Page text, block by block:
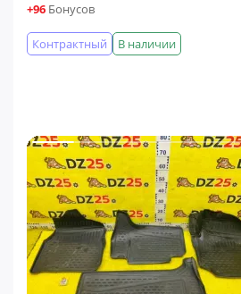
+96 Бонусов
В наличии
Контрактный